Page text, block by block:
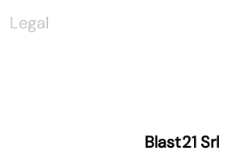
Legal
Blast21 Srl